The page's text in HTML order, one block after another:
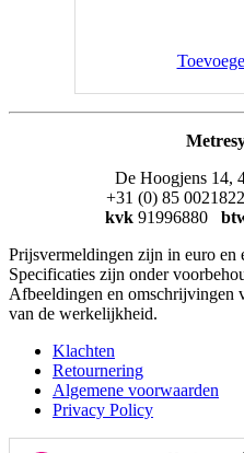
De Hoogjens 14,
+31 (0) 85
kvk 91996880
Prijsvermeldingen zijn in euro en
Specificaties zijn onder
Afbeeldingen en omschrijvingen
van de werkelijkheid.
Klachten
Retournering
Algemene voorwaarden
Privacy Policy